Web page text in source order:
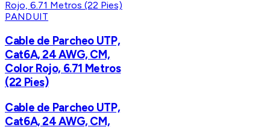
PANDUIT
Cable de Parcheo UTP,
Cat6A, 24 AWG, CM,
Color Rojo, 6.71 Metros
(22 Pies)
Cable de Parcheo UTP,
Cat6A, 24 AWG, CM,